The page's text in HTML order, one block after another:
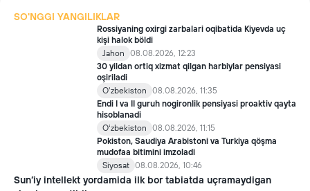
SO'NGGI YANGILIKLAR
Rossiyaning oxirgi zarbalari oqibatida Kiyevda uç
kişi halok böldi
Jahon
08.08.2026, 12:23
30 yildan ortiq xizmat qilgan harbiylar pensiyasi
oşiriladi
Oʻzbekiston
08.08.2026, 11:35
Endi I va II guruh nogironlik pensiyasi proaktiv qayta
hisoblanadi
Oʻzbekiston
08.08.2026, 11:15
Pokiston, Saudiya Arabistoni va Turkiya qöşma
mudofaa bitimini imzoladi
Siyosat 08.08.2026, 10:46
Sun’iy intellekt yordamida ilk bor tabiatda uçramaydigan